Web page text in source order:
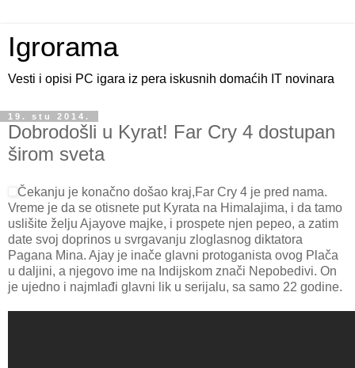
Igrorama
Vesti i opisi PC igara iz pera iskusnih domaćih IT novinara
19. stu 2014.
Dobrodošli u Kyrat! Far Cry 4 dostupan
širom sveta
Čekanju je konačno došao kraj,Far Cry 4 je pred nama.
Vreme je da se otisnete put Kyrata na Himalajima, i da tamo
uslišite želju Ajayove majke, i prospete njen pepeo, a zatim
date svoj doprinos u svrgavanju zloglasnog diktatora
Pagana Mina. Ajay je inače glavni protoganista ovog Plača
u daljini, a njegovo ime na Indijskom znači Nepobedivi. On
je ujedno i najmlađi glavni lik u serijalu, sa samo 22 godine.